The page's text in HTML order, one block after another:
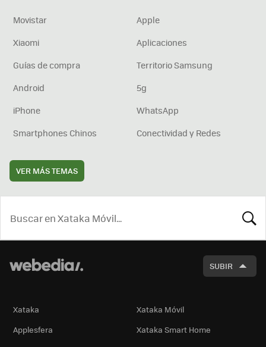
Movistar
Apple
Xiaomi
Aplicaciones
Guías de compra
Territorio Samsung
Android
5g
iPhone
WhatsApp
Smartphones Chinos
Conectividad y Redes
VER MÁS TEMAS
SUBIR
Xataka
Xataka Móvil
Applesfera
Xataka Smart Home